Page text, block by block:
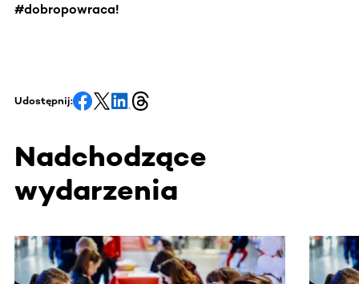
#dobropowraca!
Udostępnij:
Nadchodzące
wydarzenia
Ta sekcja zawiera treści przewijane w poziomie. Użyj